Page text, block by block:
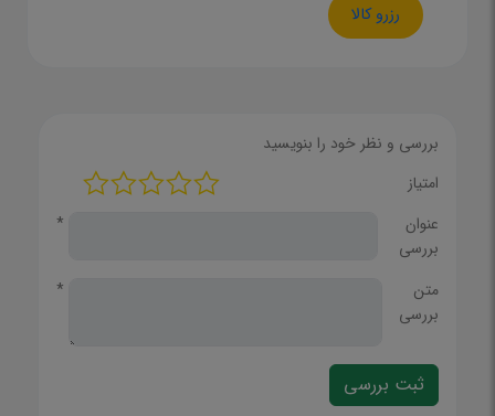
رزرو کالا
بررسی و نظر خود را بنویسید
امتیاز
عنوان
بررسی
*
متن
بررسی
*